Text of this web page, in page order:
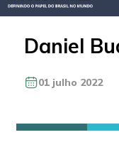
Daniel
01 julho 2022